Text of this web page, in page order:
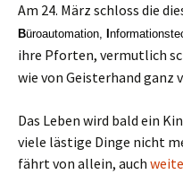
Am 24. März schloss die
Büroautomation,
ihre Pforten, vermutlich
wie von Geisterhand ganz
Das Leben wird bald ein
viele lästige Dinge nicht
fährt von allein, auch „Wir